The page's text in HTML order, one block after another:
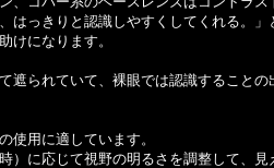
はっきりと認識しやすくしてくれる。
けになります。
遮られていて、裸眼では認識すること
使用に適しています。
に応じて視野の明るさを調整して、見